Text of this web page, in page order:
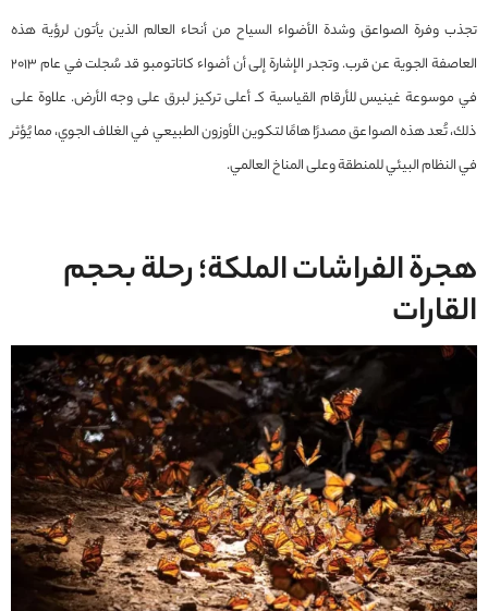
تجذب وفرة الصواعق وشدة الأضواء السياح من أنحاء العالم الذين يأتون لرؤية هذه
العاصفة الجوية عن قرب. وتجدر الإشارة إلى أن أضواء كاتاتومبو قد سُجلت في عام 2013
في موسوعة غينيس للأرقام القياسية كـ أعلى تركيز لبرق على وجه الأرض. علاوة على
ذلك، تُعد هذه الصواعق مصدرًا هامًا لتكوين الأوزون الطبيعي في الغلاف الجوي، مما يُؤثر
في النظام البيئي للمنطقة وعلى المناخ العالمي.
هجرة الفراشات الملكة؛ رحلة بحجم
القارات